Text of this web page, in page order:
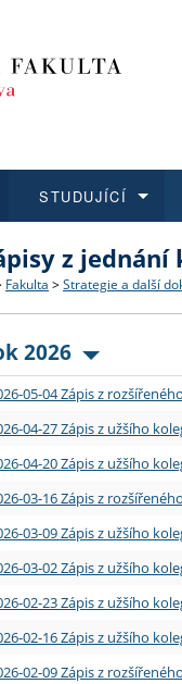
Struktura a historie
Strategie a další
Podpora a benefity pro
Absolventi fakulty
Co studovat a jak se
Učitelské studijní
Informace k průběhu
STUDUJÍCÍ
Bakalářské a magisterské
Doktorské studium
Rigorózní řízení
O vědě a výzkumu na FF
Akademické kvalifikace
Granty a projekty
Aktuální nabídky a
Vyjíždějící studenti
Přijíždějící studenti
Vyjíždějící zaměstnanci
z jednání
Fakulta > Strategie a další
2026
05-04 Zápis z
04-27 Zápis z užšího
04-20 Zápis z užšího
03-16 Zápis z
03-09 Zápis z užšího
03-02 Zápis z užšího
02-23 Zápis z užšího
02-16 Zápis z užšího
02-09 Zápis z